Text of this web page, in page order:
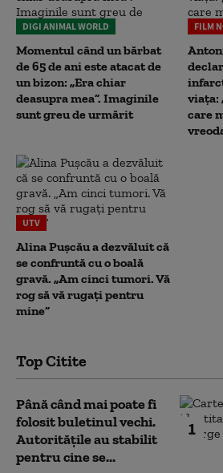
DIGI ANIMAL WORLD
Momentul când un bărbat
de 65 de ani este atacat de
un bizon: „Era chiar
deasupra mea”. Imaginile
sunt greu de urmărit
FILM
viața:
care
UTV
Alina Pușcău a dezvăluit că
se confruntă cu o boală
gravă. „Am cinci tumori. Vă
rog să vă rugați pentru
mine”
Top Citite
1
Până când mai poate fi
folosit buletinul vechi.
Autoritățile au stabilit
pentru cine se...